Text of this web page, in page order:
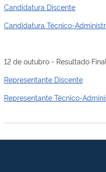
Candidatura Discente
Candidatura Técnico-
12 de outubro - Resultado Final
Representante Discente
Representante Técnico-